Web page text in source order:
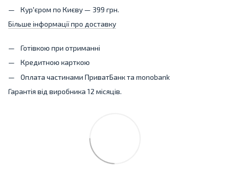
Кур'єром по Києву — 399 грн.
Більше інформації про доставку
Готівкою при отриманні
Кредитною карткою
Оплата частинами ПриватБанк та monobank
Гарантія від виробника 12 місяців.